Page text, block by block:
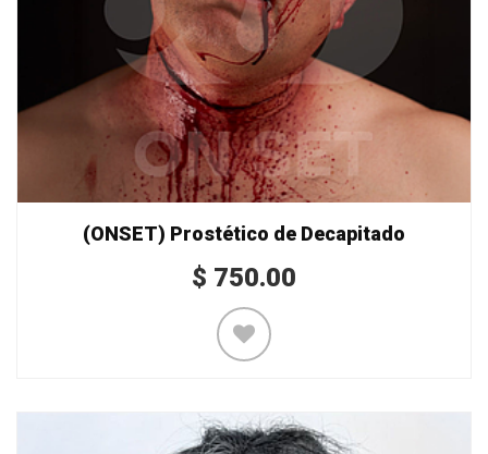
(ONSET) Prostético de Decapitado
$ 750.00